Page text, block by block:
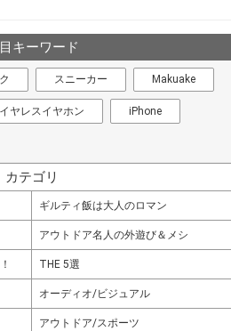
キーワード
スニーカー Makuake
ヤレスイヤホン iPhone
カテゴリ
ギルティ飯は大人のロマン
アウトドア名人の外遊び＆メシ
THE 5選
オーディオ/ビジュアル
アウトドア/スポーツ